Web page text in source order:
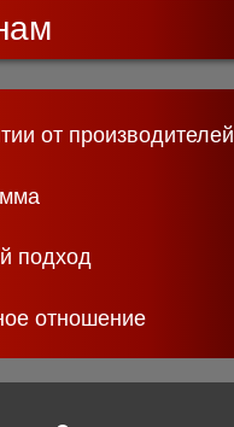
от производителей
подход
отношение